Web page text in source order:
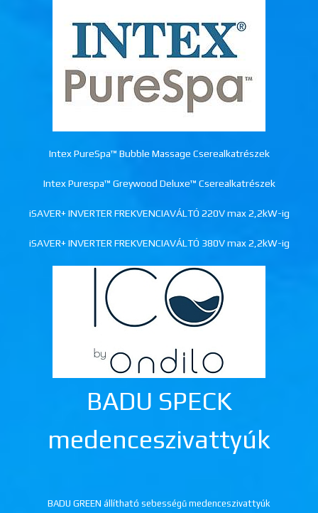
Intex PureSpa™ Bubble Massage Cserealkatrészek
Intex Purespa™ Greywood Deluxe™ Cserealkatrészek
iSAVER+ INVERTER FREKVENCIAVÁLTÓ 220V max 2,2kW-ig
iSAVER+ INVERTER FREKVENCIAVÁLTÓ 380V max 2,2kW-ig
BADU SPECK
medenceszivattyúk
BADU GREEN állítható sebességű medenceszivattyúk